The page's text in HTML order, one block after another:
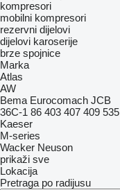
kompresori
mobilni kompresori
rezervni dijelovi
dijelovi karoserije
brze spojnice
Marka
Atlas
AW
Bema Eurocomach JCB
36C-1 86 403 407 409 535
Kaeser
M-series
Wacker Neuson
prikaži sve
Lokacija
Pretraga po radijusu